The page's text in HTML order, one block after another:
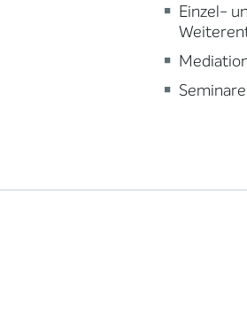
Einzel-